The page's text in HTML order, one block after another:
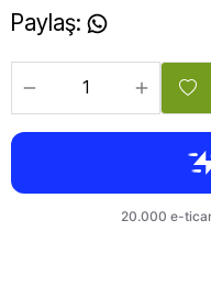
Paylaş: